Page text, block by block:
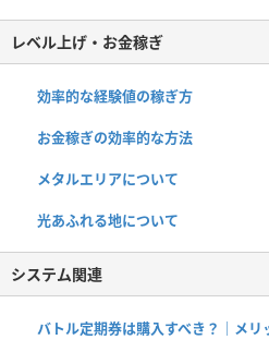
レベル上げ・お金稼ぎ
効率的な経験値の稼ぎ方
お金稼ぎの効率的な方法
メタルエリアについて
光あふれる地について
システム関連
バトル定期券は購入すべき？｜メリ